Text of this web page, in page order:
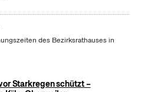
des Bezirksrathauses in
Starkregen schützt –